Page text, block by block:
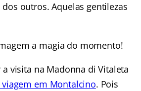
outros. Aquelas gentilezas
a magia do momento!
visita na Madonna di Vitaleta
em Montalcino. Pois